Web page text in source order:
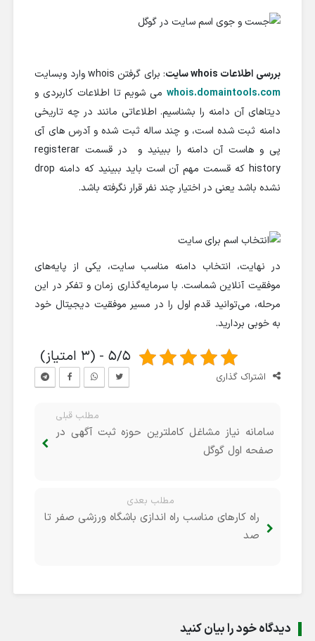
بررسی اطلاعات whois سایت
: برای گرفتن whois وارد وبسایت
whois.domaintools.com می شویم تا اطلاعات کاربردی و
دیتاهای آن دامنه را بشناسیم. اطلاعاتی مانند در چه تاریخی
دامنه ثبت شده است، و چند ساله ثبت شده و آدرس های آی
پی و هاست آن دامنه را ببینید و در قسمت registerar
history که قسمت مهم آن است باید ببینید که دامنه drop
نشده باشد یعنی در اختیار چند نفر قرار نگرفته باشد.
در نهایت، انتخاب دامنه مناسب سایت، یکی از پایه‌های
موفقیت آنلاین شماست. با سرمایه‌گذاری زمان و تفکر در این
مرحله، می‌توانید قدم اول را در مسیر موفقیت دیجیتال خود
به خوبی بردارید.
5/5 - (3 امتیاز)
اشتراک گذاری
مطلب قبلی
سامانه نیاز مشاغل کاملترین حوزه ثبت آگهی در
صفحه اول گوگل
مطلب بعدی
راه کارهای مناسب راه اندازی باشگاه ورزشی صفر تا
صد
دیدگاه خود را بیان کنید